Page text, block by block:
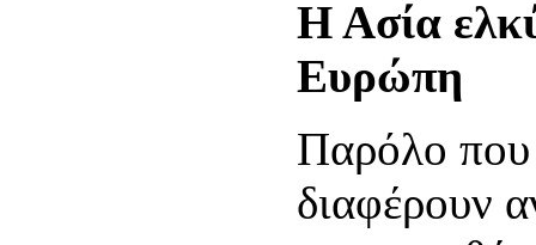
Η Ασία
Ευρώπη
Παρόλο που
διαφέρουν